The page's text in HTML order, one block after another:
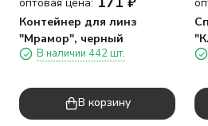
Контейнер для линз
"Мрамор", черный
В наличии 442 шт.
В корзину